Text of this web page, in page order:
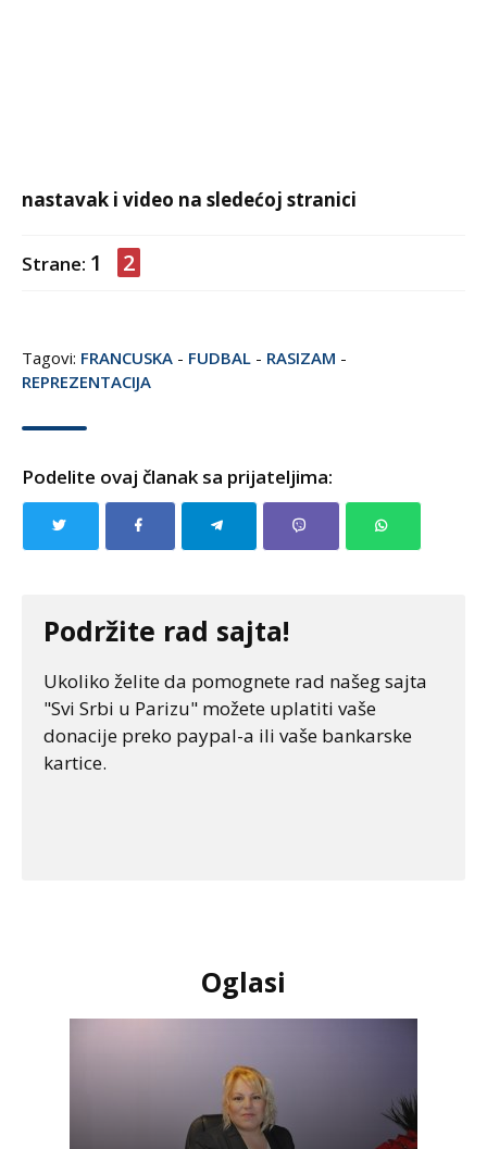
nastavak i video na sledećoj stranici
Strane: 1 2
Tagovi: FRANCUSKA - FUDBAL - RASIZAM -
REPREZENTACIJA
Podelite ovaj članak sa prijateljima:
Podržite rad sajta!
Ukoliko želite da pomognete rad našeg sajta
"Svi Srbi u Parizu" možete uplatiti vaše
donacije preko paypal-a ili vaše bankarske
kartice.
Oglasi